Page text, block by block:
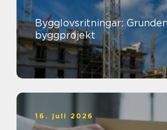
Bygglovsritningar:
byggprojekt
16. juli 2026